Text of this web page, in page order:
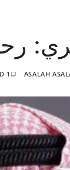
ASALAH
1 MIN READ